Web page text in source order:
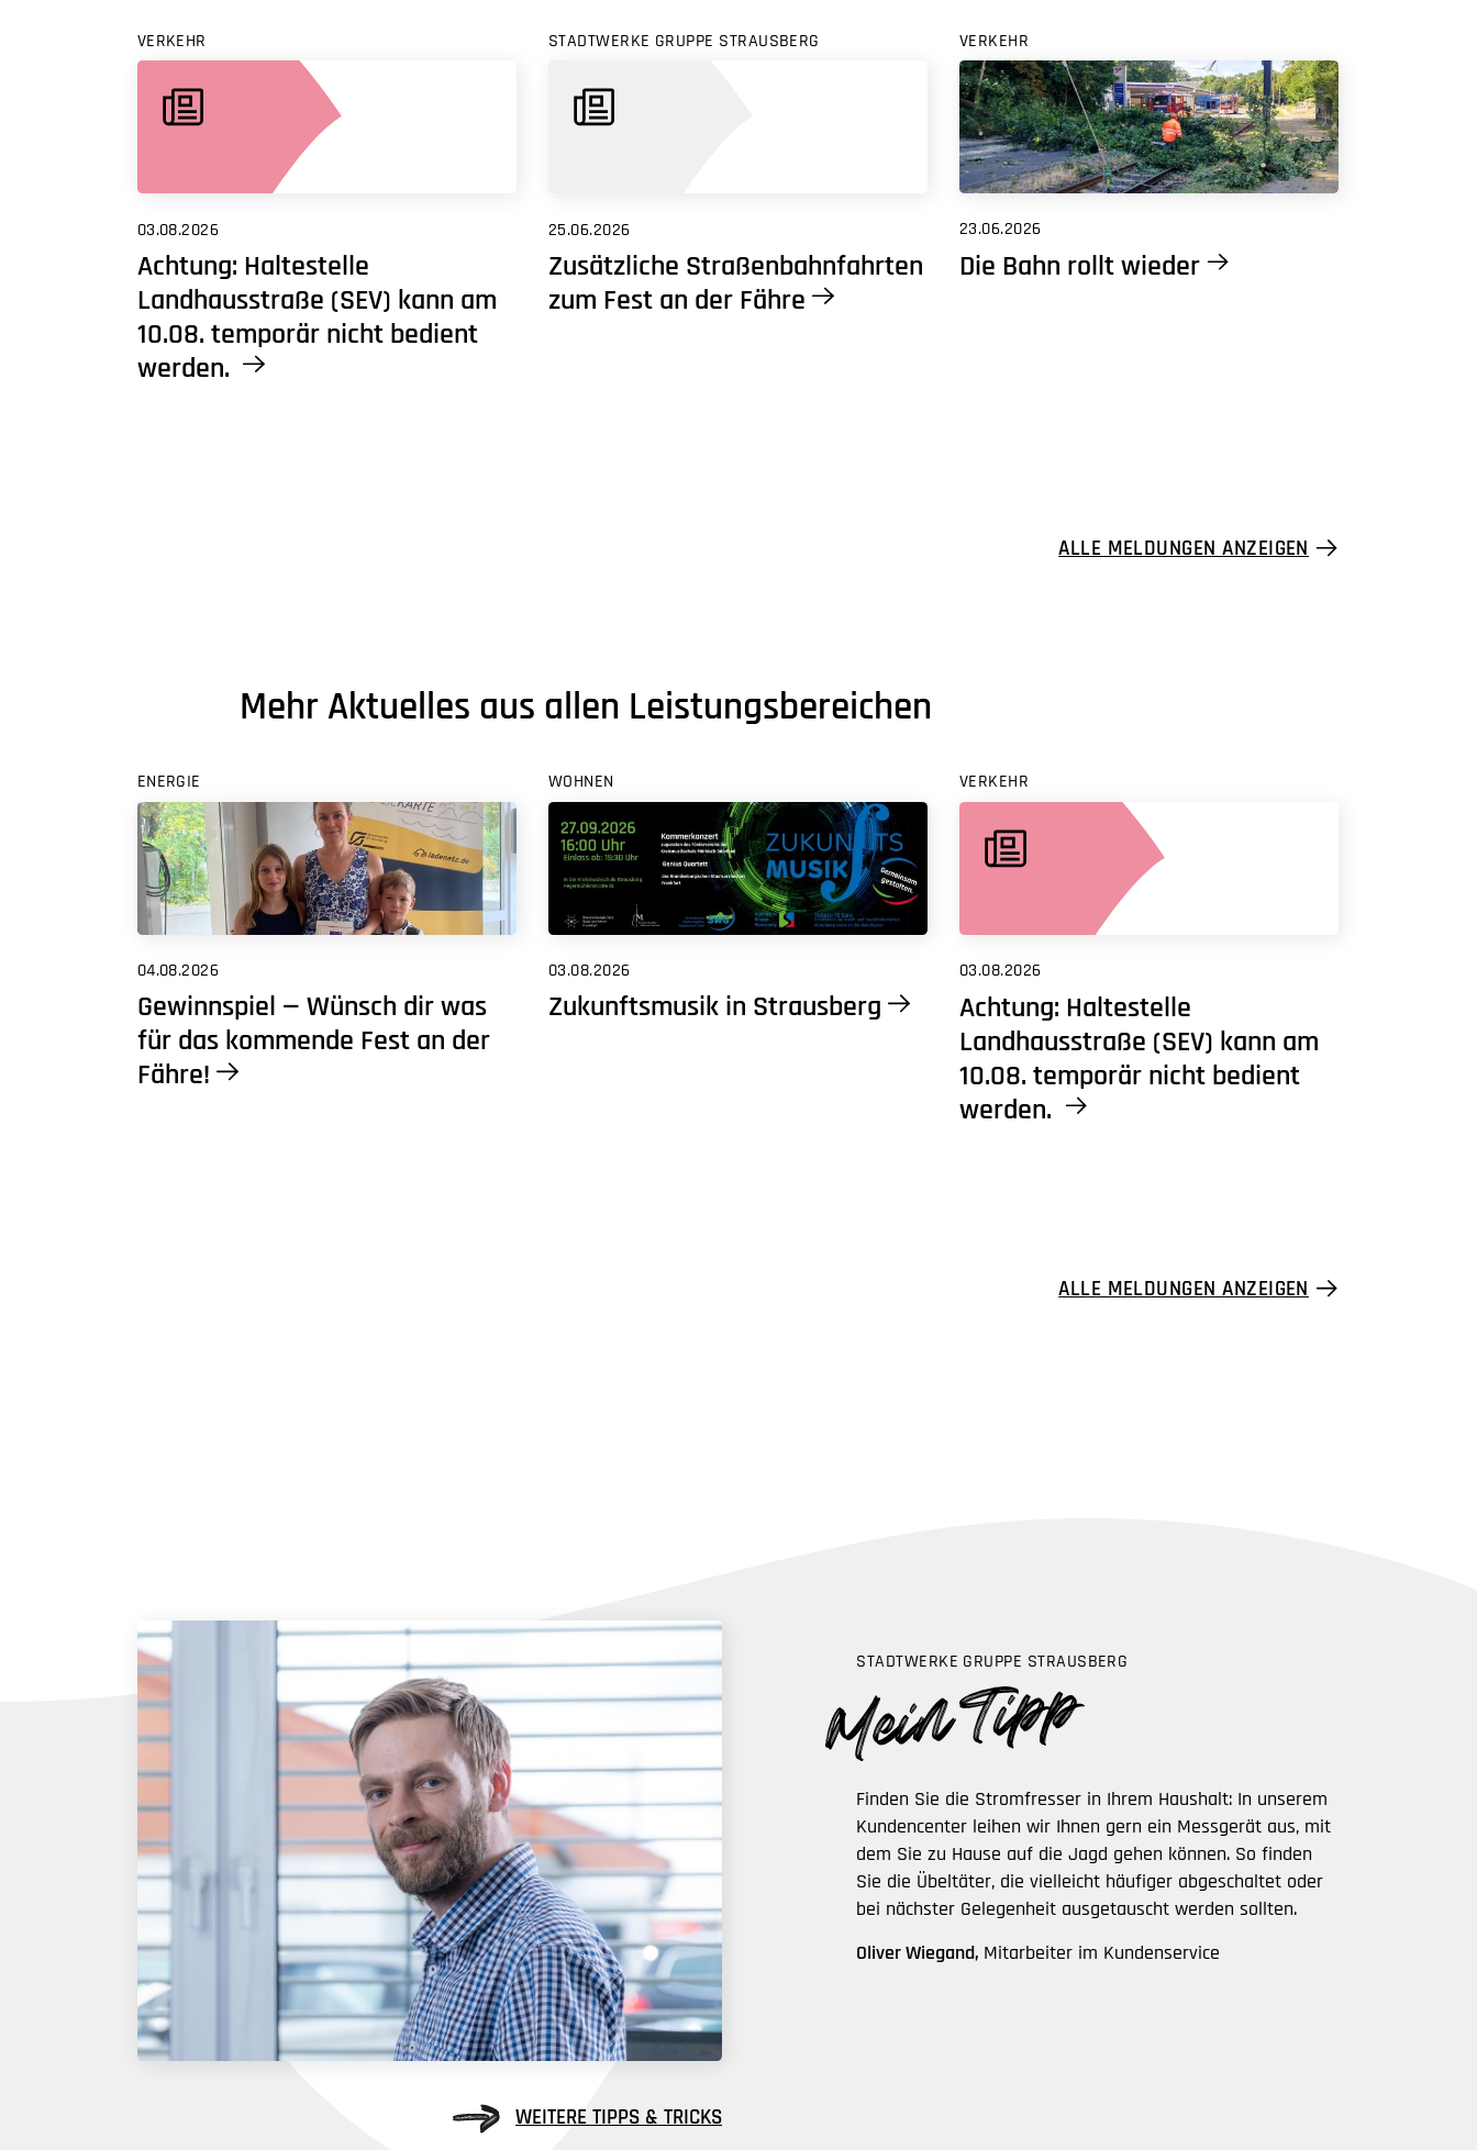
VERKEHR
03.08.2026
Achtung: Haltestelle
Landhausstraße (SEV) kann am
10.08. temporär nicht bedient
werden.
STADTWERKE GRUPPE STRAUSBERG
25.06.2026
Zusätzliche Straßenbahnfahrten
zum Fest an der Fähre
VERKEHR
23.06.2026
Die Bahn rollt wieder
ALLE MELDUNGEN ANZEIGEN
Mehr Aktuelles aus allen Leistungsbereichen
ENERGIE
04.08.2026
Gewinnspiel — Wünsch dir was
für das kommende Fest an der
Fähre!
WOHNEN
03.08.2026
Zukunftsmusik in Strausberg
VERKEHR
03.08.2026
Achtung: Haltestelle
Landhausstraße (SEV) kann am
10.08. temporär nicht bedient
werden.
ALLE MELDUNGEN ANZEIGEN
WEITERE TIPPS & TRICKS
STADTWERKE GRUPPE STRAUSBERG
Finden Sie die Stromfresser in Ihrem Haushalt: In unserem
Kundencenter leihen wir Ihnen gern ein Messgerät aus, mit
dem Sie zu Hause auf die Jagd gehen können. So finden
Sie die Übeltäter, die vielleicht häufiger abgeschaltet oder
bei nächster Gelegenheit ausgetauscht werden sollten.
Oliver Wiegand, Mitarbeiter im Kundenservice